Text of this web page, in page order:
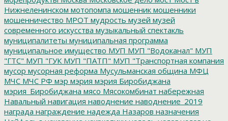
Нижнеленинском мотопомпа мошенник мошенники
мошенничество МРОТ мудрость музей музей
современного искусства музыкальный спектакль
муниципалитеты муниципальная программа
муниципальное имущество МУП МУП "Водоканал" МУП
"ГТС" МУП "ГУКМУП "ПАТП" МУП "Транспортная компания
мусор мусорная реформа Мусульманская община МФЦ
МЧС МЧС РФ мэр мэрия мэрия Биробиджана
мэрия_Биробиджана мясо Мясокомбинат набережная
Навальный навигация наводнение наводнение_2019
награда награждение надежда Назаров назначения